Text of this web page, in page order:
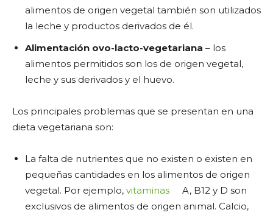
alimentos de origen vegetal también son utilizados
la leche y productos derivados de él.
Alimentación ovo-lacto-vegetariana – los
alimentos permitidos son los de origen vegetal,
leche y sus derivados y el huevo.
Los principales problemas que se presentan en una
dieta vegetariana son:
La falta de nutrientes que no existen o existen en
pequeñas cantidades en los alimentos de origen
vegetal. Por ejemplo, vitaminas
A, B12 y D son
exclusivos de alimentos de origen animal. Calcio,